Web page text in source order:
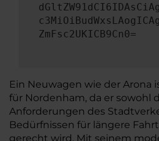
ZmFsc2UKICB9Cn0=
Ein Neuwagen wie der Arona
für Nordenham, da er sowohl
Anforderungen des
Bedürfnissen für längere
gerecht wird. Mit seinem